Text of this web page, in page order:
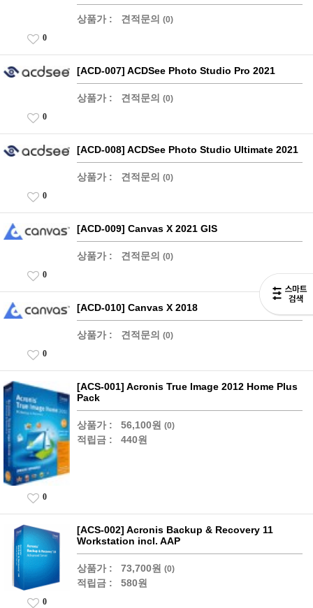
상품가 : 견적문의 (0)
0
[ACD-007] ACDSee Photo Studio Pro 2021
상품가 : 견적문의 (0)
0
[ACD-008] ACDSee Photo Studio Ultimate 2021
상품가 : 견적문의 (0)
0
[ACD-009] Canvas X 2021 GIS
상품가 : 견적문의 (0)
0
[ACD-010] Canvas X 2018
상품가 : 견적문의 (0)
0
[ACS-001] Acronis True Image 2012 Home Plus
Pack
상품가 : 56,100원 (0)
적립금 : 440원
0
[ACS-002] Acronis Backup & Recovery 11
Workstation incl. AAP
상품가 : 73,700원 (0)
적립금 : 580원
0